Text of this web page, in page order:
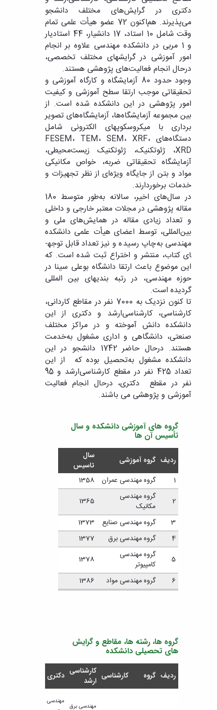
دکتری در گرایش‌های مختلف دانشجو
می‌پذیرند. هم‌اکنون 72 عضو هیأت علمی تمام
وقت شامل 10 استاد، 17 دانشیار، 44 استادیار
و 1 مربی در دانشکده مهندسی علاوه بر انجام
امور آموزشی در گرایش­های مختلف تخصصی،
درحال انجام فعالیت‌های‌ پژوهشی هستند.
وجود حدود 80 آزمایشگاه و کارگاه آموزشی و
تحقیقاتی موجب ارتقا سطح آموزشی و کیفیت
امور پژوهشی در این دانشکده شده است. از
بین مجموعه آزمایشگاه‌ها، آزمایشگاه‌های تصویر
برداری با میکروسکوپ­های الکترونی شامل
دستگاه‌های FESEM، TEM، SEM، XRF،
XRD، ژئوتکنیک، ژئوتکنیک زیست‌محیطی،‌
آزمایشگاه تحقیقاتی ضربه، خواص مکانیکی
مواد و بتن از جایگاه ویژه‌ای از نظر تجهیزات و
خدمات برخوردارند.
در سال‌های اخیر، سالانه به‌طور متوسط 180
مقاله پژوهشی در مجلات معتبر خارجی و داخلی
و تعداد زیادی مقاله در همایش‌های ملی و
بین‌المللی، توسط اعضای هیأت علمی دانشکده
مهندسی به‌چاپ رسیده و نیز تعداد قابل توجه­
ای کتاب، منتشر و اختراع ثبت شده است. که
این موضوع باعث ارتقا دانشگاه بوعلی سینا در
حوزه مهندسی، در رتبه بندی­های بین المللی
گردیده است.
تا کنون نزدیک به 7000 نفر در مقاطع کاردانی،
کارشناسی، کارشناسی‌ارشد و دکتری از این
دانشکده دانش آموخته و در مراکز مختلف
صنعتی، دانشگاهی و اداری مشغول به‌خدمت
هستند. درحال حاضر 1742 دانشجو در این
دانشکده مشغول به‌تحصیل بوده که از این
تعداد 425 نفر در مقطع کارشناسی‌ارشد و 95
نفر در مقطع دکتری، درحال انجام فعالیت
آموزشی و پژوهشی می­ باشند.
گروه های آموزشی دانشکده و سال
تأسیس آن ها
ردیف گروه آموزشی
سال
تاسیس
1 گروه مهندسی عمران
1358
2
گروه مهندسی
مکانیک
1365
3
گروه مهندسی صنایع
1373
4
گروه مهندسی برق
1377
5
گروه مهندسی
کامپیوتر
1378
6
گروه مهندسی مواد 1386
گروه ها، رشته ها، مقاطع و گرایش
های تحصیلی دانشکده
ردیف گروه کارشناسی کارشناسی
ارشد
دکتری
مهندسی برق
مهندسی